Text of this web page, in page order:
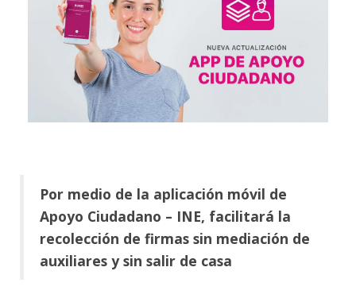
Por medio de la aplicación móvil de
Apoyo Ciudadano – INE, facilitará la
recolección de firmas sin mediación de
auxiliares y sin salir de casa